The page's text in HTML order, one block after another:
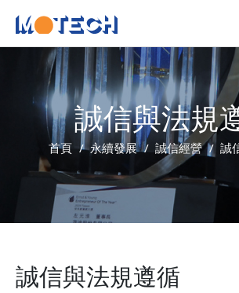
誠信與法規
首頁 永續發展 誠信經營 誠
誠信與法規遵循